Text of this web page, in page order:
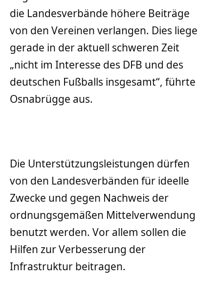
die Landesverbände höhere Beiträge
von den Vereinen verlangen. Dies liege
gerade in der aktuell schweren Zeit
„nicht im Interesse des DFB und des
deutschen Fußballs insgesamt“, führte
Osnabrügge aus.
Die Unterstützungsleistungen dürfen
von den Landesverbänden für ideelle
Zwecke und gegen Nachweis der
ordnungsgemäßen Mittelverwendung
benutzt werden. Vor allem sollen die
Hilfen zur Verbesserung der
Infrastruktur beitragen.